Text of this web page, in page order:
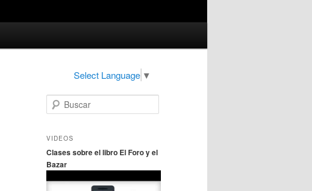
Select Language ▼
u
c
r
VIDEOS
Clases sobre el libro El Foro y el
Bazar